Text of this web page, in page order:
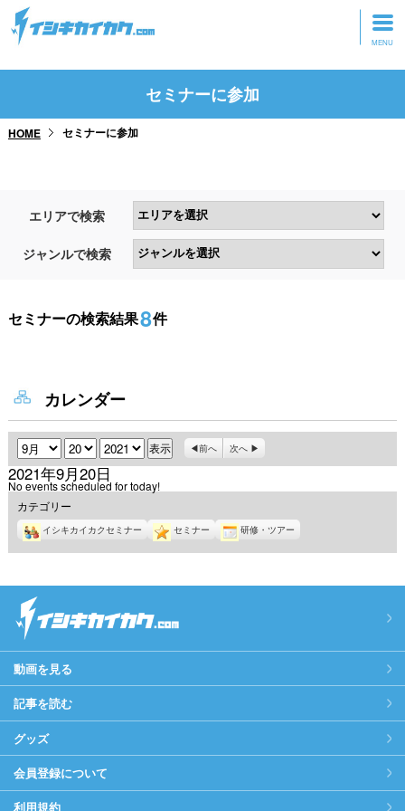
トップページ
研修・ツアーに参加
セミナーに参加
HOME セミナーに参加
エリアで検索
ジャンルで検索
セミナーの検索結果8件
カレンダー
月 日 年 前へ 次へ
2021年9月20日
No events scheduled for today!
カテゴリー
イシキカイカクセミナー セミナー 研修・ツアー
動画を見る
記事を読む
グッズ
会員登録について